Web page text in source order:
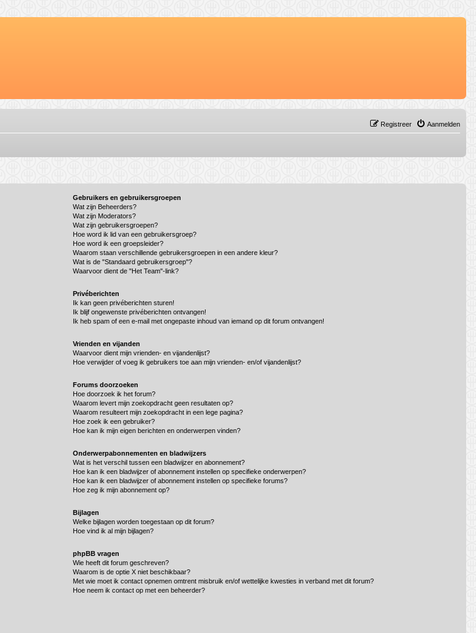
Aanmelden
Registreer
Gebruikers en gebruikersgroepen
Wat zijn Beheerders?
Wat zijn Moderators?
Wat zijn gebruikersgroepen?
Hoe word ik lid van een gebruikersgroep?
Hoe word ik een groepsleider?
Waarom staan verschillende gebruikersgroepen in een andere kleur?
Wat is de "Standaard gebruikersgroep"?
Waarvoor dient de "Het Team"-link?
Privéberichten
Ik kan geen privéberichten sturen!
Ik blijf ongewenste privéberichten ontvangen!
Ik heb spam of een e-mail met ongepaste inhoud van iemand op dit forum ontvangen!
Vrienden en vijanden
Waarvoor dient mijn vrienden- en vijandenlijst?
Hoe verwijder of voeg ik gebruikers toe aan mijn vrienden- en/of vijandenlijst?
Forums doorzoeken
Hoe doorzoek ik het forum?
Waarom levert mijn zoekopdracht geen resultaten op?
Waarom resulteert mijn zoekopdracht in een lege pagina?
Hoe zoek ik een gebruiker?
Hoe kan ik mijn eigen berichten en onderwerpen vinden?
Onderwerpabonnementen en bladwijzers
Wat is het verschil tussen een bladwijzer en abonnement?
Hoe kan ik een bladwijzer of abonnement instellen op specifieke onderwerpen?
Hoe kan ik een bladwijzer of abonnement instellen op specifieke forums?
Hoe zeg ik mijn abonnement op?
Bijlagen
Welke bijlagen worden toegestaan op dit forum?
Hoe vind ik al mijn bijlagen?
phpBB vragen
Wie heeft dit forum geschreven?
Waarom is de optie X niet beschikbaar?
Met wie moet ik contact opnemen omtrent misbruik en/of wettelijke kwesties in verband met dit forum?
Hoe neem ik contact op met een beheerder?